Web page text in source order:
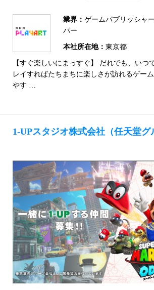
業界： ゲームパブリッシャ
パー
本社所在地： 東京都
【すぐ楽しいにまっすぐ】 だれでも、いつ
レイすればたちまちに楽しさが訪れるゲー
やす …
1-UPスタジオ株式会社（任天堂グ